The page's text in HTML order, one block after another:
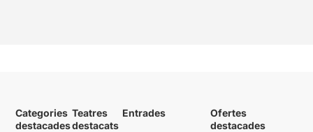
Categories
destacades
Teatres
destacats
Entrades
Ofertes
destacades